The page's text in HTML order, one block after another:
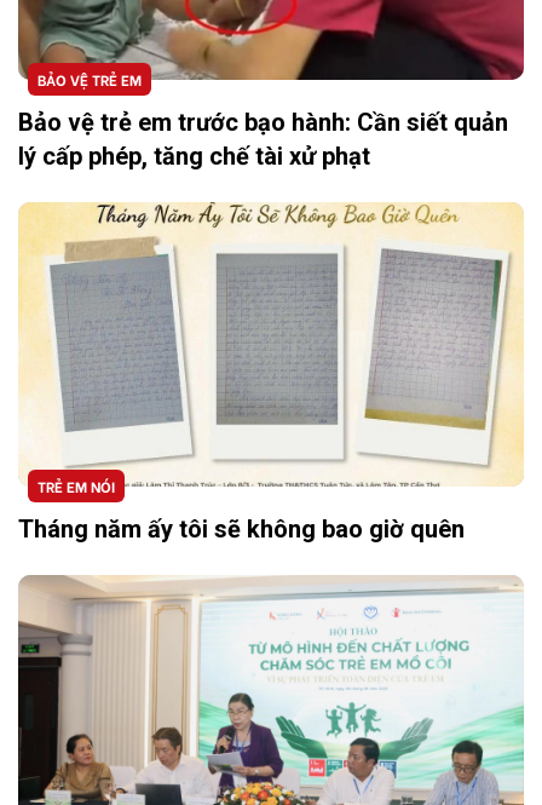
BẢO VỆ TRẺ EM
Bảo vệ trẻ em trước bạo hành: Cần siết quản
lý cấp phép, tăng chế tài xử phạt
TRẺ EM NÓI
Tháng năm ấy tôi sẽ không bao giờ quên